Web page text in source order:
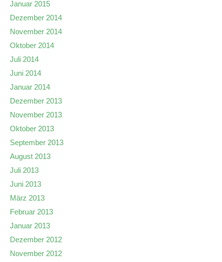
Januar 2015
Dezember 2014
November 2014
Oktober 2014
Juli 2014
Juni 2014
Januar 2014
Dezember 2013
November 2013
Oktober 2013
September 2013
August 2013
Juli 2013
Juni 2013
März 2013
Februar 2013
Januar 2013
Dezember 2012
November 2012